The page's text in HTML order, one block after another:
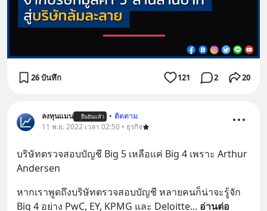
26 บันทึก 121 2 20
ลงทุนแมน ยืนยันแล้ว • ติดตาม
11 พ.ย. 2022 เวลา 02:50 • ธุรกิจ
บริษัทตรวจสอบบัญชี Big 5 เหลือแค่ Big 4 เพราะ Arthur
Andersen
หากเราพูดถึงบริษัทตรวจสอบบัญชี หลายคนก็น่าจะรู้จัก
Big 4 อย่าง PwC, EY, KPMG และ Deloitte... อ่านต่อ